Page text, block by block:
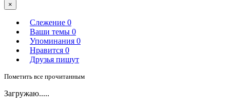
×
Слежение 0
Ваши темы 0
Упоминания 0
Нравится 0
Друзья пишут
Пометить все прочитанным
Загружаю.....